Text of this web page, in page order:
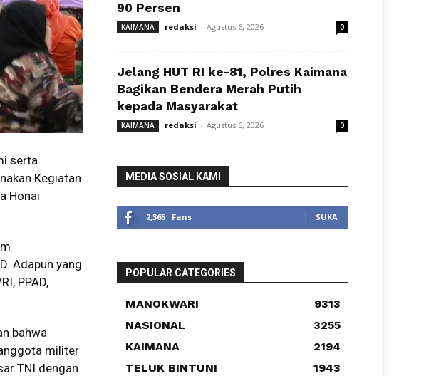
serta
Kegiatan
Honai
Adapun yang
PPAD,
bahwa
militer
TNI dengan
90 Persen
KAIMANA redaksi - Agustus 6, 2026 0
Jelang HUT RI ke-81, Polres Kaimana
Bagikan Bendera Merah Putih
kepada Masyarakat
KAIMANA redaksi - Agustus 6, 2026 0
MEDIA SOSIAL KAMI
2,365 Fans SUKA
POPULAR CATEGORIES
MANOKWARI
9313
NASIONAL
3255
KAIMANA
2194
TELUK BINTUNI
1943